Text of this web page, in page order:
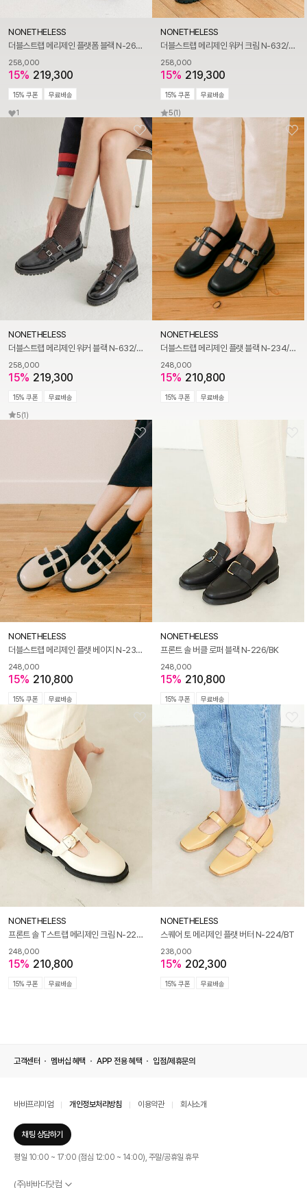
NONETHELESS
더블스트랩 메리제인 플랫폼 블랙 N-268/BK
258,000
15% 219,300
15% 쿠폰 무료배송
1
NONETHELESS
더블스트랩 메리제인 워커 크림 N-632/CR
258,000
15% 219,300
15% 쿠폰 무료배송
5(1)
NONETHELESS
더블스트랩 메리제인 워커 블랙 N-632/BK
258,000
15% 219,300
15% 쿠폰 무료배송
5(1)
NONETHELESS
더블스트랩 메리제인 플랫 블랙 N-234/BK
248,000
15% 210,800
15% 쿠폰 무료배송
NONETHELESS
더블스트랩 메리제인 플랫 베이지 N-234/BG
248,000
15% 210,800
15% 쿠폰 무료배송
NONETHELESS
프론트 솔 버클 로퍼 블랙 N-226/BK
248,000
15% 210,800
15% 쿠폰 무료배송
NONETHELESS
프론트 솔 T스트랩 메리제인 크림 N-225/CR
248,000
15% 210,800
15% 쿠폰 무료배송
NONETHELESS
스퀘어 토 메리제인 플랫 버터 N-224/BT
238,000
15% 202,300
15% 쿠폰 무료배송
고객센터 멤버십 혜택 APP 전용 혜택 입점/제휴문의
바바프리미엄 개인정보처리방침 이용약관 회사소개
채팅 상담하기
평일 10:00 ~ 17:00 (점심 12:00 ~ 14:00), 주말/공휴일 휴무
(주)바바더닷컴